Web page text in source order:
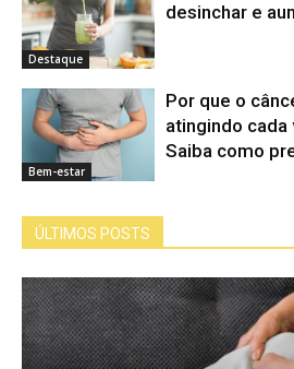
Destaque
desinchar e
Bem-estar
Por que o
atingindo cada
Saiba como
ÚLTIMOS POSTS